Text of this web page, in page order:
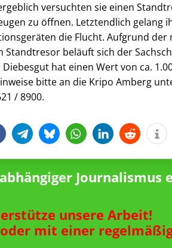
versuchten sie einen
zu öffnen. Letztendlich gelang
die Flucht. Aufgrund der
Standtresor beläuft sich der
Diebesgut hat einen Wert von ca.
bitte an die Kripo Amberg
/ 8900.
Journalismus
unsere Arbeit!
mit einer